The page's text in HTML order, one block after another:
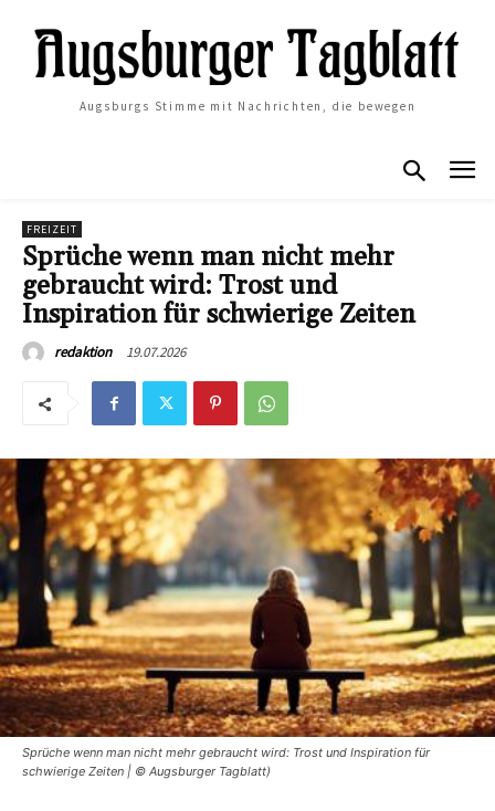
Augsburgs Stimme mit Nachrichten, die bewegen
FREIZEIT
Sprüche wenn man nicht mehr
gebraucht wird: Trost und
Inspiration für schwierige Zeiten
redaktion 19.07.2026
Sprüche wenn man nicht mehr gebraucht wird: Trost und Inspiration für
schwierige Zeiten | © Augsburger Tagblatt)